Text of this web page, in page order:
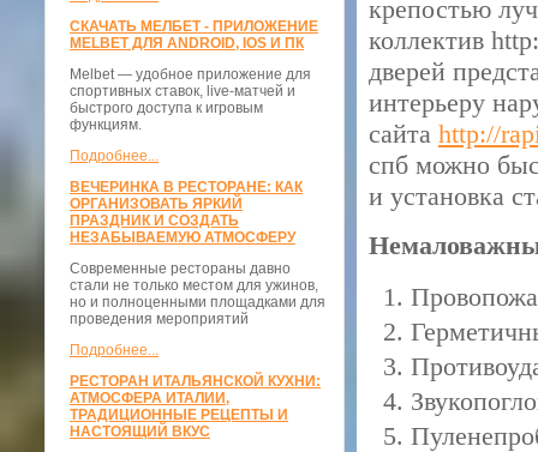
СКАЧАТЬ МЕЛБЕТ - ПРИЛОЖЕНИЕ
MELBET ДЛЯ ANDROID, IOS И ПК
Melbet — удобное приложение для
спортивных ставок, live-матчей и
быстрого доступа к игровым
функциям.
Подробнее...
ВЕЧЕРИНКА В РЕСТОРАНЕ: КАК
ОРГАНИЗОВАТЬ ЯРКИЙ
ПРАЗДНИК И СОЗДАТЬ
НЕЗАБЫВАЕМУЮ АТМОСФЕРУ
Современные рестораны давно
стали не только местом для ужинов,
но и полноценными площадками для
проведения мероприятий
Подробнее...
РЕСТОРАН ИТАЛЬЯНСКОЙ КУХНИ:
АТМОСФЕРА ИТАЛИИ,
ТРАДИЦИОННЫЕ РЕЦЕПТЫ И
НАСТОЯЩИЙ ВКУС
крепостью
коллектив http
дверей
интерьеру
сайта http://
спб можно
и установка
Немаловажны